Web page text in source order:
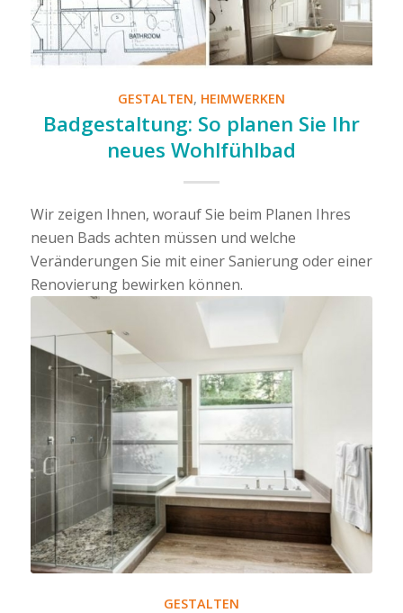
GESTALTEN, HEIMWERKEN
Badgestaltung: So planen Sie Ihr
neues Wohlfühlbad
Wir zeigen Ihnen, worauf Sie beim Planen Ihres
neuen Bads achten müssen und welche
Veränderungen Sie mit einer Sanierung oder einer
Renovierung bewirken können.
GESTALTEN